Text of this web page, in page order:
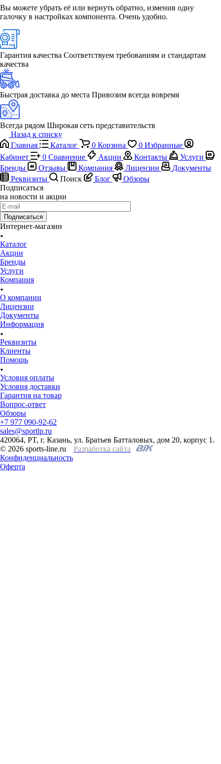
Вы можете убрать её или вернуть обратно, изменив одну
галочку в настройках компонента. Очень удобно.
Гарантия качества Соответствуем требованиям и стандартам
качества
Быстрая доставка до места Привозим всегда вовремя
Всегда рядом Широкая сеть представительств
Назад к списку
Главная
Каталог 0 Корзина 0 Избранные
Кабинет
0 Сравнение Акции Контакты
Услуги
Бренды
Отзывы Компания Лицензии
Документы
Реквизиты
Поиск Блог
Обзоры
Подписаться
на новости и акции
Подписаться
Интернет-магазин
Каталог
Акции
Бренды
Услуги
Компания
О компании
Лицензии
Документы
Информация
Реквизиты
Клиенты
Помощь
Условия оплаты
Условия доставки
Гарантия на товар
Вопрос-ответ
Обзоры
+7 977 090-92-62
sales@sportlp.ru
420064, PT, г. Казань, ул. Братьев Батталовых, дом 20, корпус 1.
© 2026 sports-line.ru
Разработка сайта
Конфиденциальность
Оферта